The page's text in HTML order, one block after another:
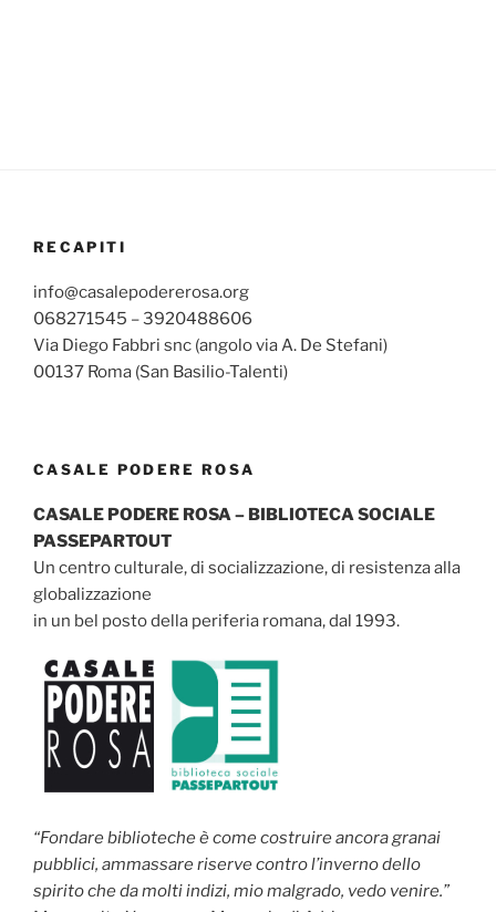
RECAPITI
info@casalepodererosa.org
068271545 – 3920488606
Via Diego Fabbri snc (angolo via A. De Stefani)
00137 Roma (San Basilio-Talenti)
CASALE PODERE ROSA
CASALE PODERE ROSA – BIBLIOTECA SOCIALE
PASSEPARTOUT
Un centro culturale, di socializzazione, di resistenza alla
globalizzazione
in un bel posto della periferia romana, dal 1993.
“Fondare biblioteche è come costruire ancora granai
pubblici, ammassare riserve contro l’inverno dello
spirito che da molti indizi, mio malgrado, vedo venire.”